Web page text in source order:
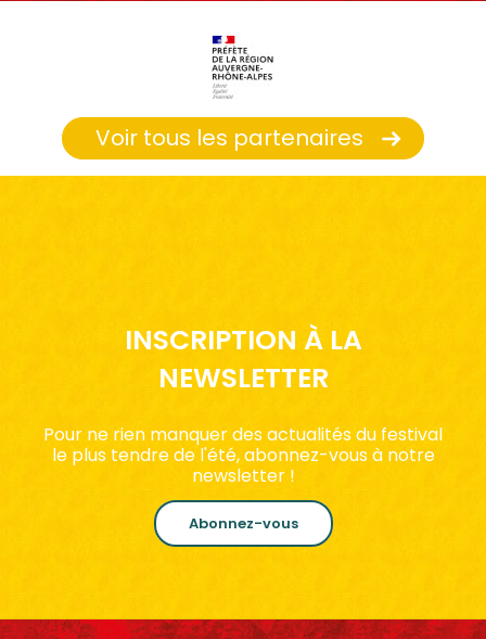
Voir tous les partenaires
INSCRIPTION À LA
NEWSLETTER
Pour ne rien manquer des actualités du festival
le plus tendre de l'été, abonnez-vous à notre
newsletter !
Abonnez-vous